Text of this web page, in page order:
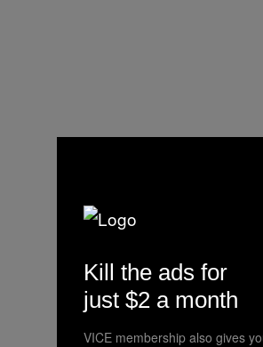
Kill the ads for
just $2 a month
VICE membership also gives